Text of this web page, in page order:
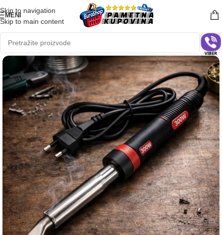
Skip to navigation
Skip to main content
MENI